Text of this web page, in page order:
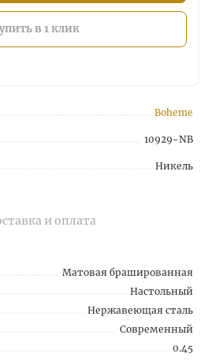
в 1 клик
Boheme
10929-NB
Никель
и оплата
Матовая брашированная
Настольный
Нержавеющая сталь
Современный
0.45